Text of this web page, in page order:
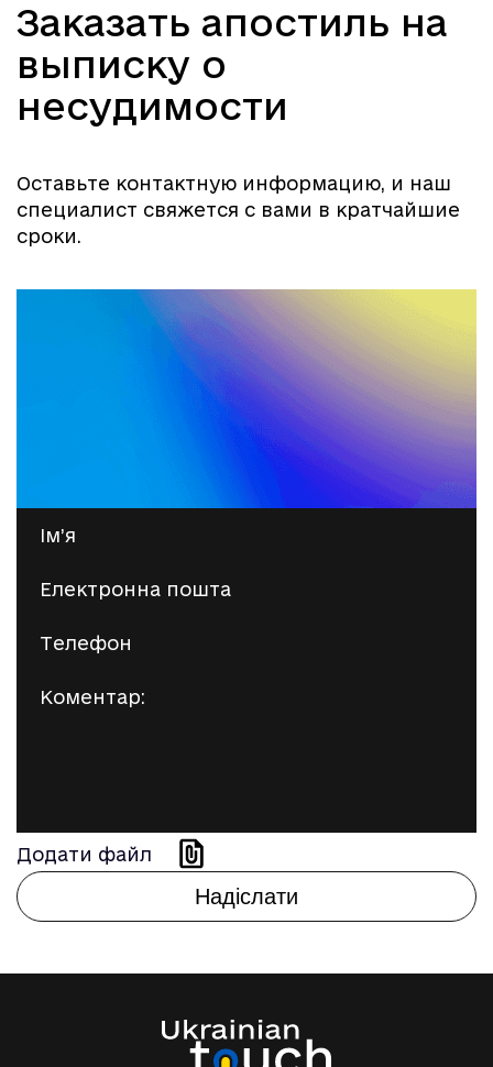
Заказать апостиль на
выписку о
несудимости
Оставьте контактную информацию, и наш
специалист свяжется с вами в кратчайшие
сроки.
Додати файл